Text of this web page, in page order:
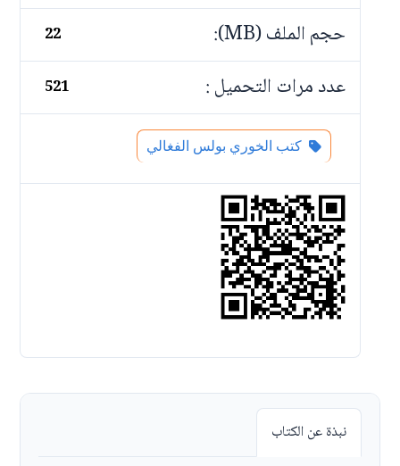
حجم الملف (MB): 22
عدد مرات التحميل : 521
كتب الخوري بولس الفغالي
نبذة عن الكتاب